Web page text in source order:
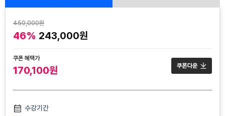
450,000원
46% 243,000원
쿠폰 혜택가
170,100원
수강기간